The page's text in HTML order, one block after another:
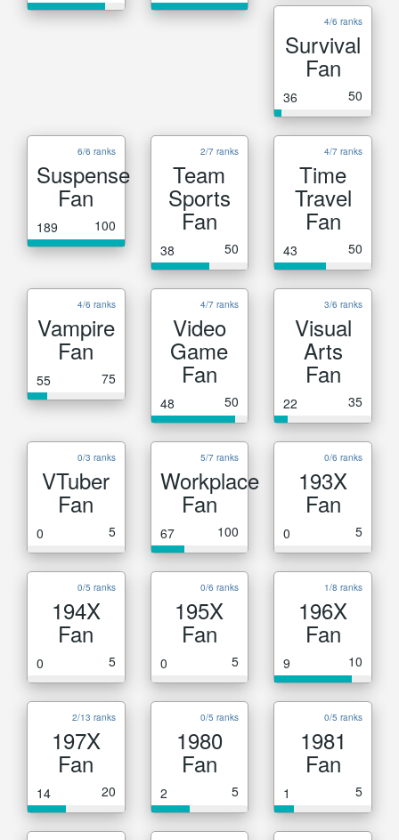
4/6 ranks
Survival
Fan
36 50
6/6 ranks
Suspense
Fan
189 100
2/7 ranks
Team
Sports
Fan
38 50
4/7 ranks
Time
Travel
Fan
43 50
4/6 ranks
Vampire
Fan
55 75
4/7 ranks
Video
Game
Fan
48 50
3/6 ranks
Visual
Arts
Fan
22 35
0/3 ranks
VTuber
Fan
0 5
5/7 ranks
Workplace
Fan
67 100
0/6 ranks
193X
Fan
0 5
0/5 ranks
194X
Fan
0 5
0/6 ranks
195X
Fan
0 5
1/8 ranks
196X
Fan
9 10
2/13 ranks
197X
Fan
14 20
0/5 ranks
1980
Fan
2 5
0/5 ranks
1981
Fan
1 5